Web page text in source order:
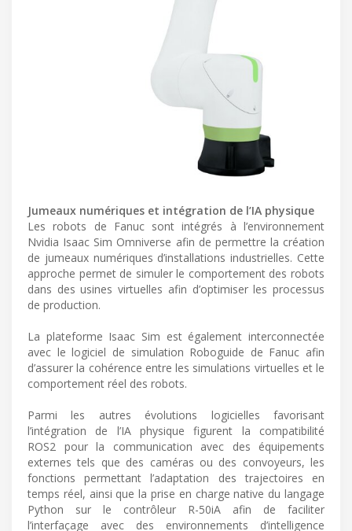
Jumeaux numériques et intégration de l’IA physique
Les robots de Fanuc sont intégrés à l’environnement
Nvidia Isaac Sim Omniverse afin de permettre la création
de jumeaux numériques d’installations industrielles. Cette
approche permet de simuler le comportement des robots
dans des usines virtuelles afin d’optimiser les processus
de production.
La plateforme Isaac Sim est également interconnectée
avec le logiciel de simulation Roboguide de Fanuc afin
d’assurer la cohérence entre les simulations virtuelles et le
comportement réel des robots.
Parmi les autres évolutions logicielles favorisant
l’intégration de l’IA physique figurent la compatibilité
ROS2 pour la communication avec des équipements
externes tels que des caméras ou des convoyeurs, les
fonctions permettant l’adaptation des trajectoires en
temps réel, ainsi que la prise en charge native du langage
Python sur le contrôleur R-50iA afin de faciliter
l’interfaçage avec des environnements d’intelligence